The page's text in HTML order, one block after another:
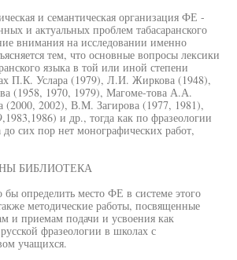
и семантическая организация ФЕ -
и актуальных проблем табасаранского
внимания на исследовании именно
тем, что основные вопросы лексики
языка в той или иной степени
П.К. Услара (1979), Л.И. Жиркова (1948),
(1958, 1970, 1979), Магоме-това А.А.
(2000, 2002), В.М. Загирова (1977, 1981),
и др., тогда как по фразеологии
до сих пор нет монографических работ,
БИБЛИОТЕКА
определить место ФЕ в системе этого
методические работы, посвященные
и приемам подачи и усвоения как
фразеологии в школах с
учащихся.